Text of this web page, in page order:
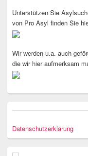
Unterstützen Sie
von Pro Asyl finden Sie
Wir werden u.a. auch
die wir hier aufmerksam
Datenschutzerklärung